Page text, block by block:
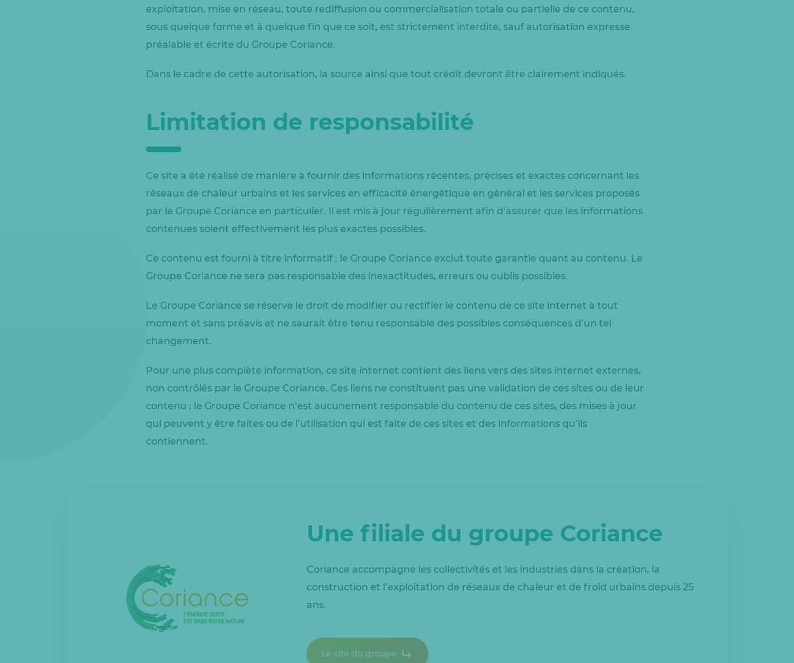
exploitation, mise en réseau, toute rediffusion ou commercialisation totale ou partielle de ce contenu,
sous quelque forme et à quelque fin que ce soit, est strictement interdite, sauf autorisation expresse
préalable et écrite du Groupe Coriance.
Dans le cadre de cette autorisation, la source ainsi que tout crédit devront être clairement indiqués.
Limitation de responsabilité
Ce site a été réalisé de manière à fournir des informations récentes, précises et exactes concernant les
réseaux de chaleur urbains et les services en efficacité énergétique en général et les services proposés
par le Groupe Coriance en particulier. Il est mis à jour régulièrement afin d’assurer que les informations
contenues soient effectivement les plus exactes possibles.
Ce contenu est fourni à titre informatif : le Groupe Coriance exclut toute garantie quant au contenu. Le
Groupe Coriance ne sera pas responsable des inexactitudes, erreurs ou oublis possibles.
Le Groupe Coriance se réserve le droit de modifier ou rectifier le contenu de ce site internet à tout
moment et sans préavis et ne saurait être tenu responsable des possibles conséquences d’un tel
changement.
Pour une plus complète information, ce site internet contient des liens vers des sites internet externes,
non contrôlés par le Groupe Coriance. Ces liens ne constituent pas une validation de ces sites ou de leur
contenu ; le Groupe Coriance n’est aucunement responsable du contenu de ces sites, des mises à jour
qui peuvent y être faites ou de l’utilisation qui est faite de ces sites et des informations qu’ils
contiennent.
Une filiale du groupe Coriance
Coriance accompagne les collectivités et les industries dans la création, la
construction et l’exploitation de réseaux de chaleur et de froid urbains depuis 25
ans.
Le site du groupe